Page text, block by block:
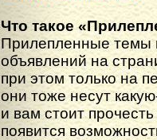
Что такое
Прилепленные темы
объявлений на
при этом только на
они тоже несут
и вам стоит
появится